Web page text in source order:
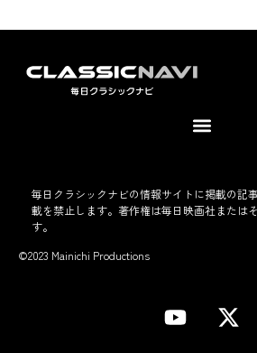
毎日クラシックナビの情報サイトに掲載の記
載を禁止します。著作権は毎日映画社または
す。
©2023 Mainichi Productions